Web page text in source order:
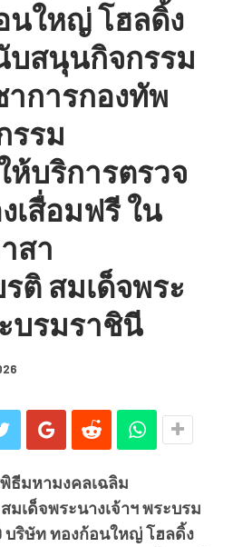
นใหญ่ โฮลดิ้ง
บสนุนกิจกรรม
การกองทัพ
รรม
ห้บริการตรวจ
เสื่อมฟรี ใน
สา
ติ สมเด็จพระ
บรมราชินี
ธีมหามงคลเฉลิม
เด็จพระนางเจ้าฯ พระบรม
บริษัท ทองก้อนใหญ่ โฮลดิ้ง